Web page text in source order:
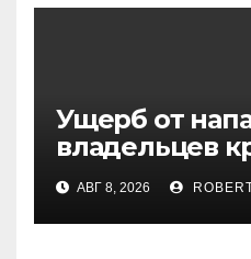
Ущерб от
владельцев
превысил
АВГ 8, 2026